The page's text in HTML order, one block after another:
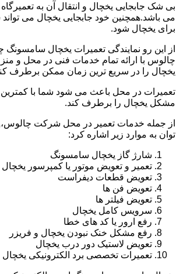
بی شک جابجایی یخچال و انتقال آن به
می باشد.همچنین خود جابجایی یخچال می
برای یخچال شود.
از این رو نمایندگی تعمیرات یخچال
چالوس با ارائه تمام خدمات فنی در محل و
یخچال را در سریع ترین زمان ممکن برطرف
تعمیرات در محل باعث می شود شما با کمترین
مشکل یخچال را برطرف کند.
از جمله خدمات تعمیر در محل شرکت
توان به موارد زیر اشاره کرد:
شارژ گاز یخچال سامسونگ
تعمیر و تعویض موتور یا کمپرسور یخچال
تعویض قطعات دیفراست
تعویض فن ها
تعویض فیلتر ها
سرویس کامل یخچال
رفع ارور یا کد های خطا
رفع مشکل خنک نبودن یخچال و فریزر
تعویض لاستیک دور درب یخچال
تعمیرات تخصصی برد الکترونیکی